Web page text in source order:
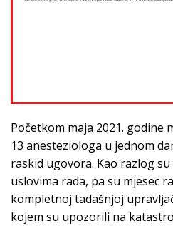
Početkom maja 2021. godine
13 anesteziologa u jednom
raskid ugovora. Kao razlog
uslovima rada, pa su mjesec
kompletnoj tadašnjoj
kojem su upozorili na